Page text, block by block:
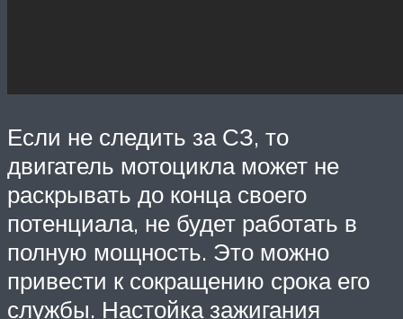
Если не следить за СЗ, то
двигатель мотоцикла может не
раскрывать до конца своего
потенциала, не будет работать в
полную мощность. Это можно
привести к сокращению срока его
службы. Настойка зажигания